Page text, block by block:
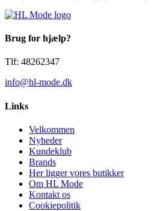
Brug for hjælp?
Tlf: 48262347
info@hl-mode.dk
Links
Velkommen
Nyheder
Kundeklub
Brands
Her ligger vores butikker
Om HL Mode
Kontakt os
Cookiepolitik